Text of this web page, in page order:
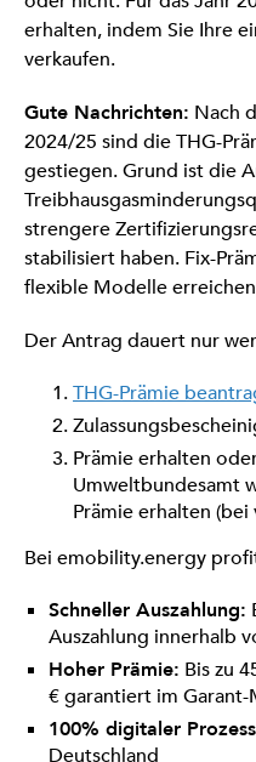
erhalten, indem Sie Ihre
verkaufen.
Gute Nachrichten: Nach
2024/25 sind die THG-
gestiegen. Grund ist die
strengere
stabilisiert haben. Fix-
flexible Modelle
Der Antrag dauert nur
THG-Prämie
Prämie erhalten
Umweltbundesamt
Prämie erhalten
Bei emobility.energy
Schneller Auszahlung:
Auszahlung innerhalb
Hoher Prämie: Bis zu
€ garantiert im
100% digitaler
Deutschland